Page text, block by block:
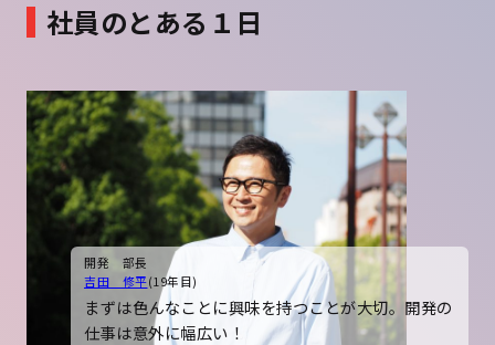
社員のとある１日
開発 部長
吉田 修平(19年目)
まずは色んなことに興味を持つことが大切。開発の
仕事は意外に幅広い！